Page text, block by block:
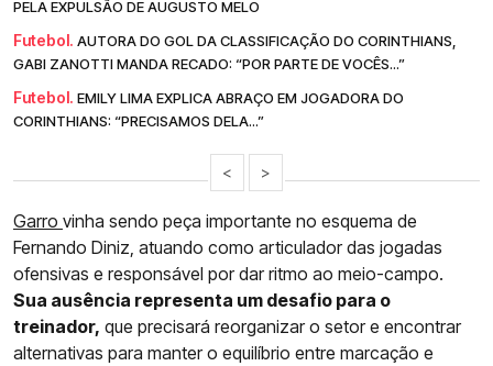
PELA EXPULSÃO DE AUGUSTO MELO
Futebol. AUTORA DO GOL DA CLASSIFICAÇÃO DO CORINTHIANS,
GABI ZANOTTI MANDA RECADO: “POR PARTE DE VOCÊS...”
Futebol. EMILY LIMA EXPLICA ABRAÇO EM JOGADORA DO
CORINTHIANS: “PRECISAMOS DELA...”
< >
Garro vinha sendo peça importante no esquema de
Fernando Diniz, atuando como articulador das jogadas
ofensivas e responsável por dar ritmo ao meio-campo.
Sua ausência representa um desafio para o
treinador, que precisará reorganizar o setor e encontrar
alternativas para manter o equilíbrio entre marcação e